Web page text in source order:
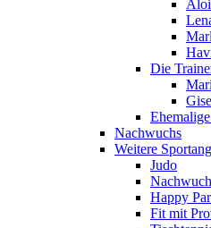
Die
Nachwuchs
Weitere
Judo
Happy
Fit mit